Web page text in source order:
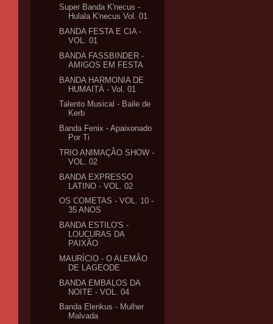
Super Banda K'necus -
Hulala K'necus Vol. 01
BANDA FESTA E CIA -
VOL. 01
BANDA FASSBINDER -
AMIGOS EM FESTA
BANDA HARMONIA DE
HUMAITÁ - Vol. 01
Talento Musical - Baile de
Kerb
Banda Fenix - Apaixonado
Por Ti
TRIO ANIMAÇÃO SHOW -
VOL. 02
BANDA EXPRESSO
LATINO - VOL. 02
OS COMETAS - VOL. 10 -
35 ANOS
BANDA ESTILO'S -
LOUCURAS DA
PAIXÃO
MAURÍCIO - O ALEMÃO
DE LAGEODE
BANDA EMBALOS DA
NOITE - VOL. 04
Banda Elenkus - Mulher
Malvada